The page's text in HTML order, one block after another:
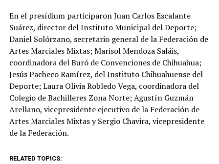
En el presídium participaron Juan Carlos Escalante
Suárez, director del Instituto Municipal del Deporte;
Daniel Solórzano, secretario general de la Federación de
Artes Marciales Mixtas; Marisol Mendoza Saláis,
coordinadora del Buró de Convenciones de Chihuahua;
Jesús Pacheco Ramírez, del Instituto Chihuahuense del
Deporte; Laura Olivia Robledo Vega, coordinadora del
Colegio de Bachilleres Zona Norte; Agustín Guzmán
Arellano, vicepresidente ejecutivo de la Federación de
Artes Marciales Mixtas y Sergio Chavira, vicepresidente
de la Federación.
RELATED TOPICS: